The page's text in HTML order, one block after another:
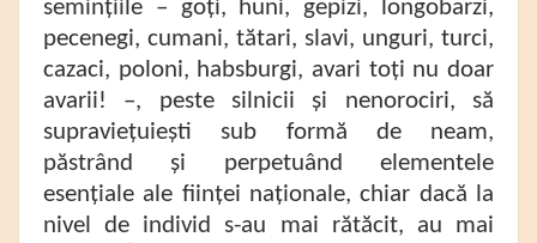
semințiile – goți, huni, gepizi, longobarzi,
pecenegi, cumani, tătari, slavi, unguri, turci,
cazaci, poloni, habsburgi, avari toți nu doar
avarii! –, peste silnicii și nenorociri, să
supraviețuiești sub formă de neam,
păstrând și perpetuând elementele
esențiale ale ființei naționale, chiar dacă la
nivel de individ s-au mai rătăcit, au mai